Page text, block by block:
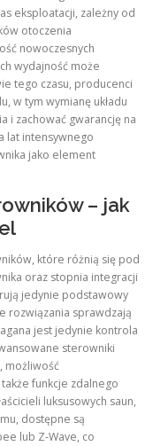
eksploatacji, zależny od
otoczenia
nowoczesnych
wydajność może
tego czasu, producenci
w tym wymianę układu
i zachować gwarancję na
lat intensywnego
jako element
– jak
które różnią się pod
oraz stopnia integracji
jedynie podstawowy
rozwiązania sprawdzają
jest jedynie kontrola
sterowniki
możliwość
funkcje zdalnego
luksusowych saun,
dostępne są
lub Z‑Wave, co